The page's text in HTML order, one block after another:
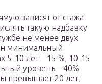
зависят от стажа
такую надбавку
не менее двух
минимальный
5-10 лет – 15 %, 10-15
уровень – 40%
превышает 20 лет,